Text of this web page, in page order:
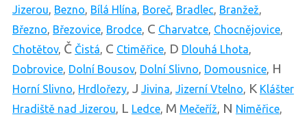
Jizerou, Bezno, Bílá Hlína, Boreč, Bradlec, Branžež,
Březno, Březovice, Brodce, C Charvatce, Chocnějovice,
Chotětov, Č Čistá, C Ctiměřice, D Dlouhá Lhota,
Dobrovice, Dolní Bousov, Dolní Slivno, Domousnice, H
Horní Slivno, Hrdlořezy, J Jivina, Jizerní Vtelno, K Klášter
Hradiště nad Jizerou, L Ledce, M Mečeříž, N Niměřice,